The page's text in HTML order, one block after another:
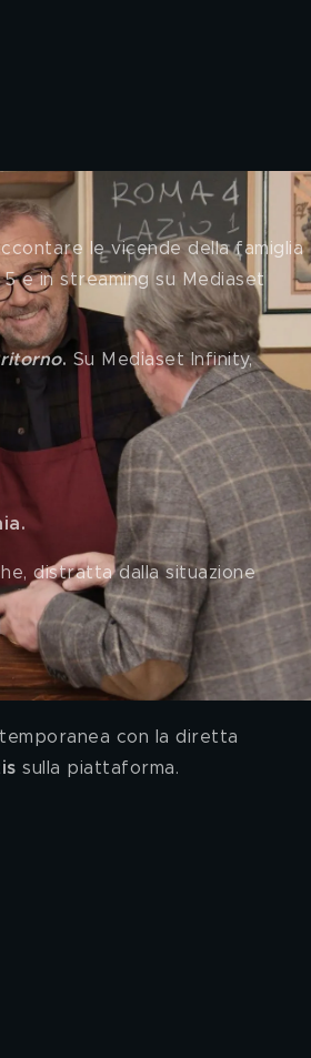
le vicende della famiglia
e in streaming su Mediaset
. Su Mediaset Infinity,
puntata
distratta dalla situazione
gratis
con la diretta
sulla piattaforma.